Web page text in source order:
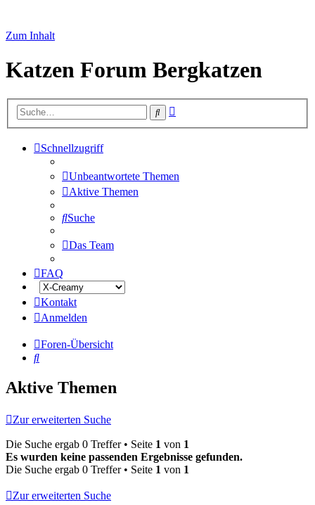
Zum Inhalt
Katzen Forum Bergkatzen
Suche
Schnellzugriff
Unbeantwortete Themen
Aktive Themen
Suche
Das Team
FAQ
Kontakt
Anmelden
Foren-Übersicht
Suche
Aktive Themen
Zur erweiterten Suche
Die Suche ergab 0 Treffer • Seite 1 von 1
Es wurden keine passenden Ergebnisse gefunden.
Die Suche ergab 0 Treffer • Seite 1 von 1
Zur erweiterten Suche